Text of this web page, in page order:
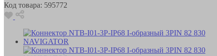
Код товара: 595772